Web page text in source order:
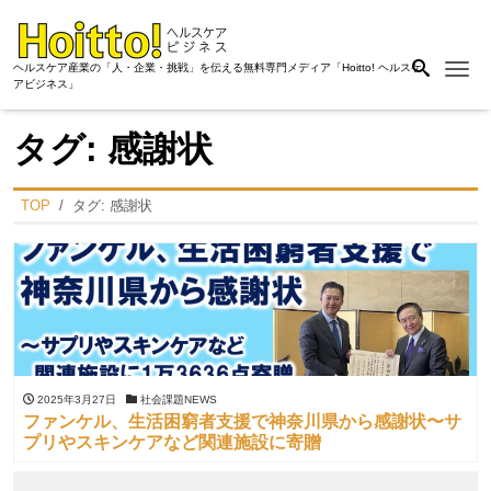
ヘルスケア産業の「人・企業・挑戦」を伝える無料専門メディア「Hoitto! ヘルスケ
アビジネス」
タグ: 感謝状
TOP タグ: 感謝状
2025年3月27日 社会課題NEWS
ファンケル、生活困窮者支援で神奈川県から感謝状〜サ
プリやスキンケアなど関連施設に寄贈